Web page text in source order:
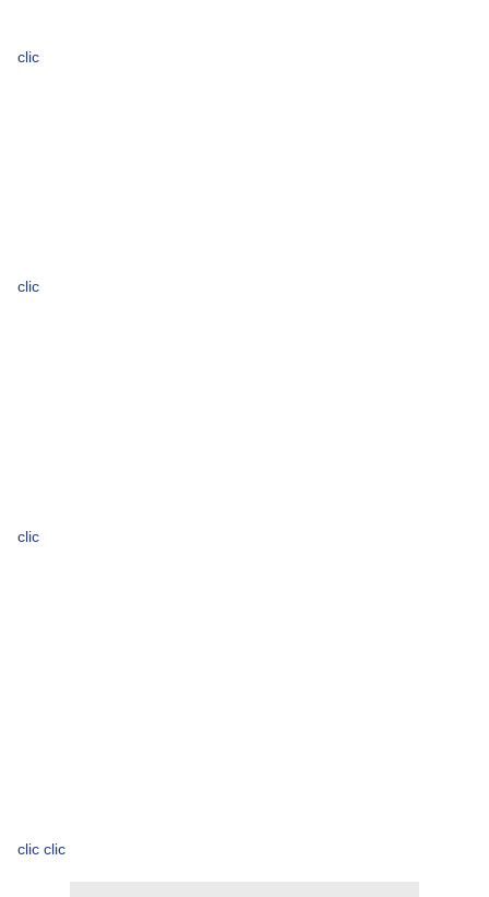
clic
clic
clic
clic clic